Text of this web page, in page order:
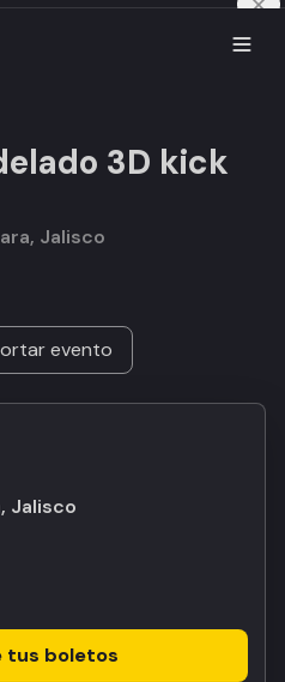
3D kick
Jalisco
evento
Jalisco
tus boletos